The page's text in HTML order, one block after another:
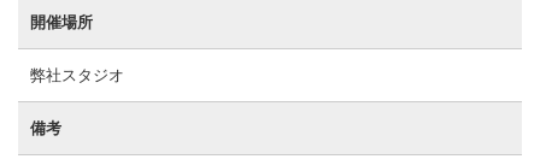
開催場所
弊社スタジオ
備考